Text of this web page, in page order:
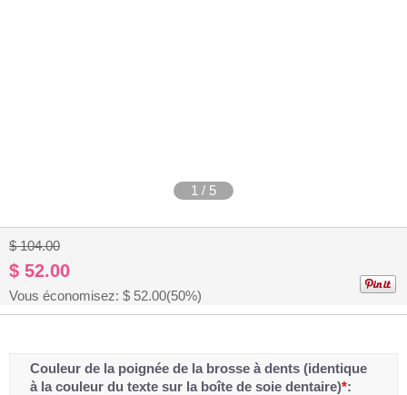
1 / 5
$ 104.00
$ 52.00
Vous économisez: $ 52.00(50%)
Couleur de la poignée de la brosse à dents (identique
à la couleur du texte sur la boîte de soie dentaire)*: